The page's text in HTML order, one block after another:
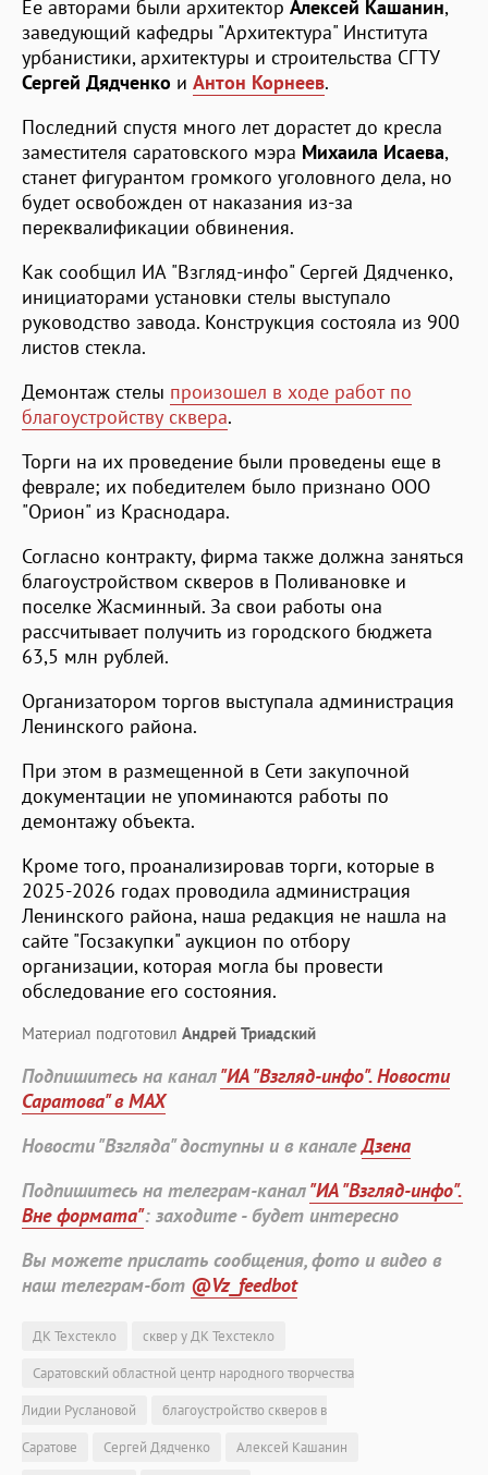
Ее авторами были архитектор Алексей Кашанин,
заведующий кафедры "Архитектура" Института
урбанистики, архитектуры и строительства СГТУ
Сергей Дядченко и Антон Корнеев.
Последний спустя много лет дорастет до кресла
заместителя саратовского мэра Михаила Исаева,
станет фигурантом громкого уголовного дела, но
будет освобожден от наказания из-за
переквалификации обвинения.
Как сообщил ИА "Взгляд-инфо" Сергей Дядченко,
инициаторами установки стелы выступало
руководство завода. Конструкция состояла из 900
листов стекла.
Демонтаж стелы произошел в ходе работ по
благоустройству сквера.
Торги на их проведение были проведены еще в
феврале; их победителем было признано ООО
"Орион" из Краснодара.
Согласно контракту, фирма также должна заняться
благоустройством скверов в Поливановке и
поселке Жасминный. За свои работы она
рассчитывает получить из городского бюджета
63,5 млн рублей.
Организатором торгов выступала администрация
Ленинского района.
При этом в размещенной в Сети закупочной
документации не упоминаются работы по
демонтажу объекта.
Кроме того, проанализировав торги, которые в
2025-2026 годах проводила администрация
Ленинского района, наша редакция не нашла на
сайте "Госзакупки" аукцион по отбору
организации, которая могла бы провести
обследование его состояния.
Материал подготовил Андрей Триадский
Подпишитесь на канал"ИА "Взгляд-инфо". Новости
Саратова" в MAX
Новости "Взгляда" доступны и в каналеДзена
Подпишитесь на телеграм-канал"ИА "Взгляд-инфо".
Вне формата": заходите - будет интересно
Вы можете прислать сообщения, фото и видео в
наш телеграм-бот @Vz_feedbot
ДК Техстекло
сквер у ДК Техстекло
Саратовский областной центр народного творчества
Лидии Руслановой
благоустройство скверов в
Саратове
Сергей Дядченко
Алексей Кашанин